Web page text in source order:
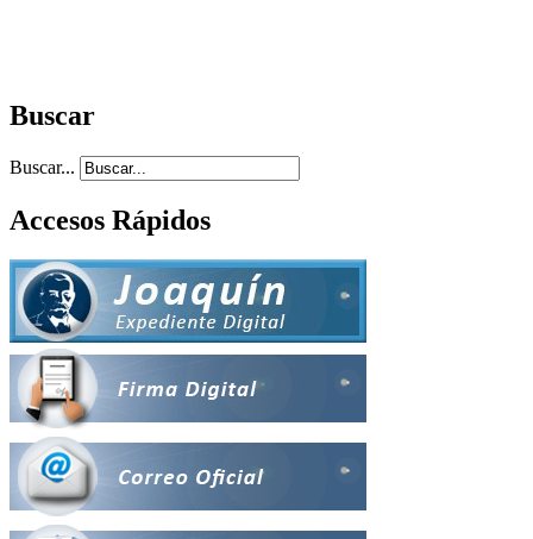
Buscar
Buscar...
Accesos Rápidos